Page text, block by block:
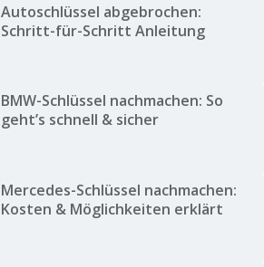
Autoschlüssel abgebrochen:
Schritt-für-Schritt Anleitung
BMW-Schlüssel nachmachen: So
geht’s schnell & sicher
Mercedes-Schlüssel nachmachen:
Kosten & Möglichkeiten erklärt